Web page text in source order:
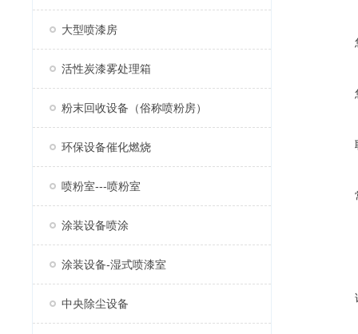
大型喷漆房
活性炭漆雾处理箱
粉末回收设备（俗称喷粉房）
环保设备催化燃烧
喷粉室---喷粉室
涂装设备喷涂
涂装设备-湿式喷漆室
中央除尘设备